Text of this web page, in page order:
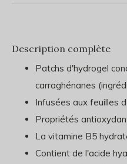
Description complète
Patchs d'hydrogel
carraghénanes
Infusées aux feuilles
Propriétés
La vitamine B5
Contient de l'acide